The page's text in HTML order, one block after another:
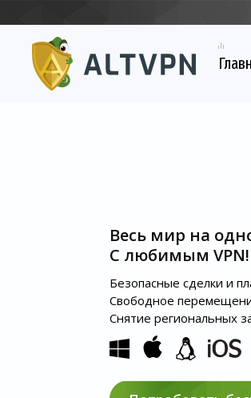
Весь мир на
С любимым VPN!
Безопасные сделки и
Свободное
Снятие региональных